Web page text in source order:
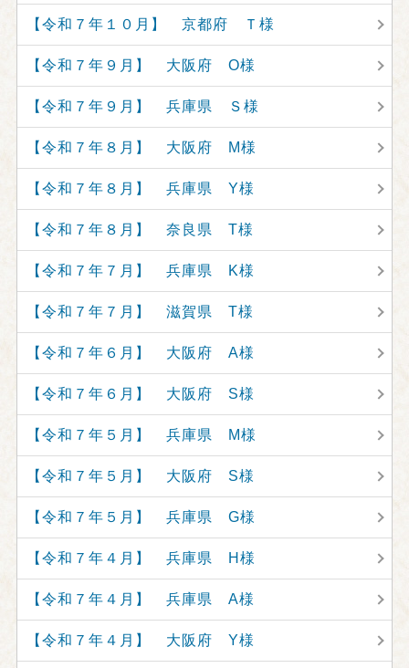
【令和７年１０月】 京都府 Ｔ様
【令和７年９月】 大阪府 O様
【令和７年９月】 兵庫県 Ｓ様
【令和７年８月】 大阪府 M様
【令和７年８月】 兵庫県 Y様
【令和７年８月】 奈良県 T様
【令和７年７月】 兵庫県 K様
【令和７年７月】 滋賀県 T様
【令和７年６月】 大阪府 A様
【令和７年６月】 大阪府 S様
【令和７年５月】 兵庫県 M様
【令和７年５月】 大阪府 S様
【令和７年５月】 兵庫県 G様
【令和７年４月】 兵庫県 H様
【令和７年４月】 兵庫県 A様
【令和７年４月】 大阪府 Y様